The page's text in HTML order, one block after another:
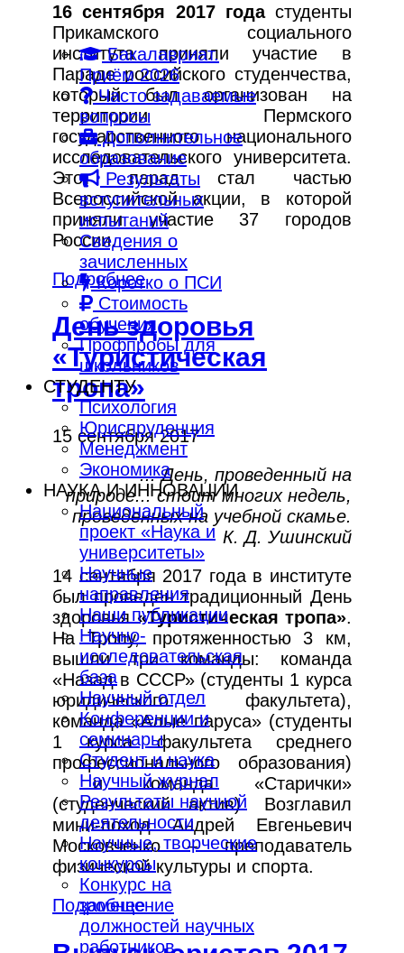
Бакалавриат.
Приём 2026
Часто задаваемые
вопросы
Дополнительное
образование
Результаты
вступительных
испытаний
Сведения о
зачисленных
Коротко о ПСИ
Стоимость
обучения
Профпробы для
школьников
СТУДЕНТУ
Психология
Юриспруденция
Менеджмент
Экономика
НАУКА И ИННОВАЦИИ
Национальный
проект «Наука и
университеты»
Научные
направления
Наши публикации
Научно-
исследовательская
база
Научный отдел
Конференции и
семинары
Студент и наука
Научный журнал
Результаты научной
деятельности
Научные, творческие
конкурсы
Конкурс на
замещение
должностей научных
работников
16 сентября 2017 годастуденты
Прикамского социального
института приняли участие в
Параде российского студенчества,
который был организован на
территории Пермского
государственного национального
исследовательского университета.
Этот парад стал частью
Всероссийской акции, в которой
приняли участие 37 городов
России.
Подробнее
День здоровья
«Туристическая
тропа»
15 сентября 2017
... День, проведенный на
природе... стоит многих недель,
проведенных на учебной скамье.
К. Д. Ушинский
14 сентября 2017 года в институте
был проведён традиционный День
здоровья«Туристическая тропа».
На Тропу, протяженностью 3 км,
вышли три команды: команда
«Назад в СССР» (студенты 1 курса
юридического факультета),
команда «Алые паруса» (студенты
1 курса факультета среднего
профессионального образования)
и команда «Старички»
(студенческий актив). Возглавил
мини-поход Андрей Евгеньевич
Московченко – преподаватель
физической культуры и спорта.
Подробнее